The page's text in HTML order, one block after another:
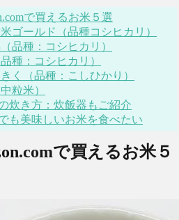
で買えるお米５選
ゴールド（品種コシヒカリ）
品種：コシヒカリ）
種：コシヒカリ）
く（品種：こしひかり）
粒米）
炊き方：炊飯器もご紹介
も美味しいお米を食べたい
で買えるお米５